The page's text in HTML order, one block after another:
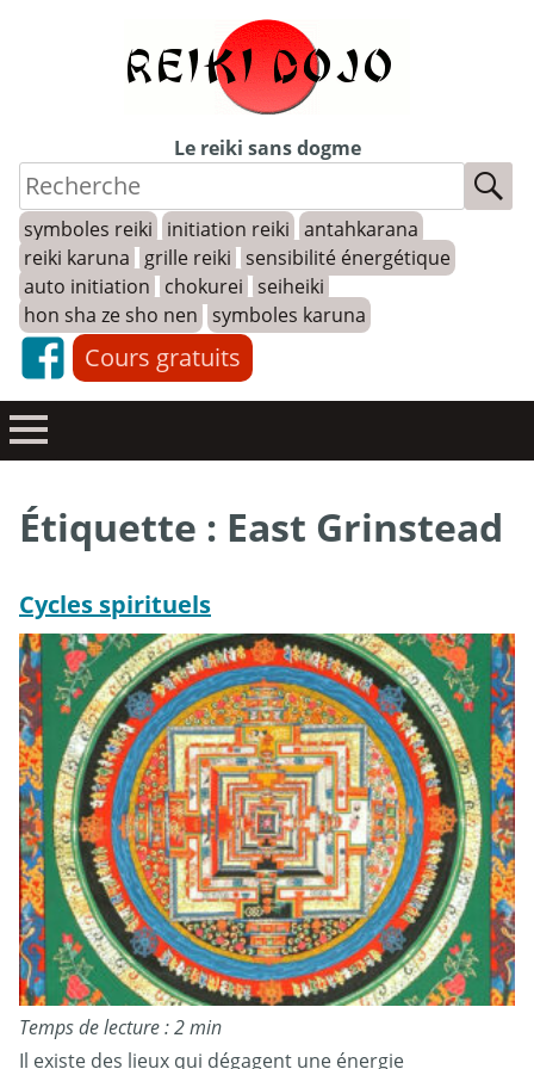
Le reiki sans dogme
symboles reiki initiation reiki antahkarana
reiki karuna
grille reiki sensibilité énergétique
auto initiation
chokurei seiheiki
hon sha ze sho nen symboles karuna
Cours gratuits
Étiquette : East Grinstead
Cycles spirituels
Temps de lecture : 2 min
Il existe des lieux qui dégagent une énergie